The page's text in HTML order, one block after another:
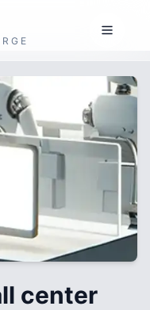
center